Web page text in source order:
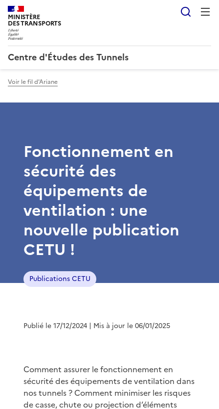
MINISTÈRE
DES TRANSPORTS
Centre d'Études des Tunnels
Voir le fil d'Ariane
Fonctionnement en
sécurité des
équipements de
ventilation : une
nouvelle publication
CETU !
Publications CETU
Publié le 17/12/2024 | Mis à jour le 06/01/2025
Comment assurer le fonctionnement en
sécurité des équipements de ventilation dans
nos tunnels ? Comment minimiser les risques
de casse, chute ou projection d’éléments